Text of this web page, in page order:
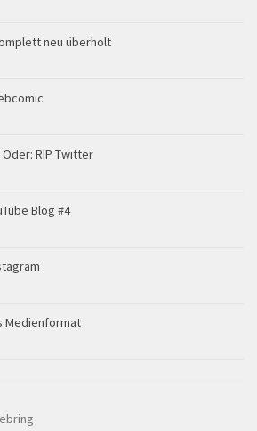
neu überholt
RIP Twitter
Blog #4
Medienformat